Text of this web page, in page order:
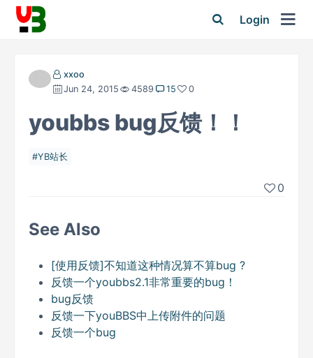
Login
xxoo
Jun 24, 2015
4589 15 0
youbbs bug反馈！！
YB站长
0
See Also
[使用反馈]不知道这种情况算不算bug ?
反馈一个youbbs2.1非常重要的bug！
bug反馈
反馈一下youBBS中上传附件的问题
反馈一个bug